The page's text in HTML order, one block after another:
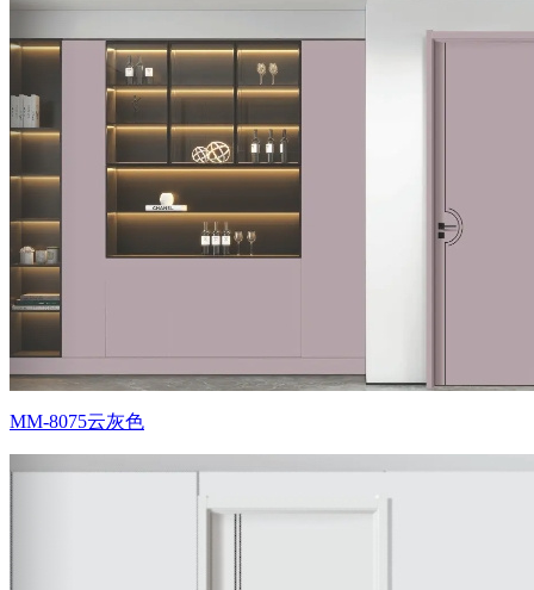
MM-8075云灰色